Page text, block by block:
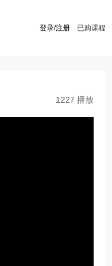
登录/注册 已购课程
1227 播放